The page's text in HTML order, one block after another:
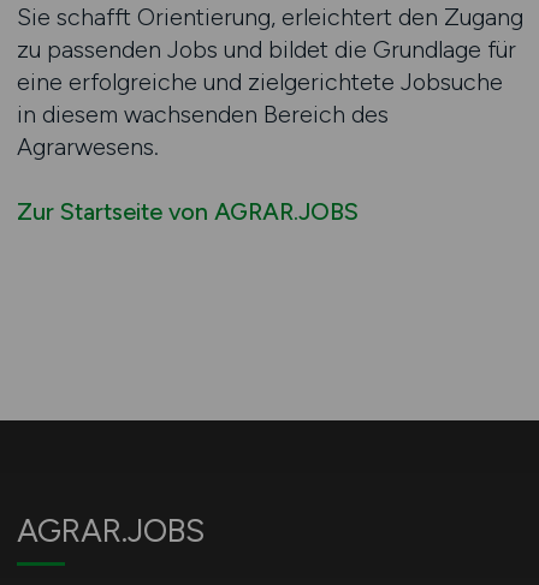
Sie schafft Orientierung, erleichtert den Zugang
zu passenden Jobs und bildet die Grundlage für
eine erfolgreiche und zielgerichtete Jobsuche
in diesem wachsenden Bereich des
Agrarwesens.
Zur Startseite von AGRAR.JOBS
AGRAR.JOBS